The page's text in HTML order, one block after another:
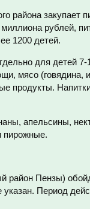
района закупает
рублей,
1200 детей.
для детей
мясо (говядина,
продукты.
апельсины,
пирожные.
район Пензы)
Период